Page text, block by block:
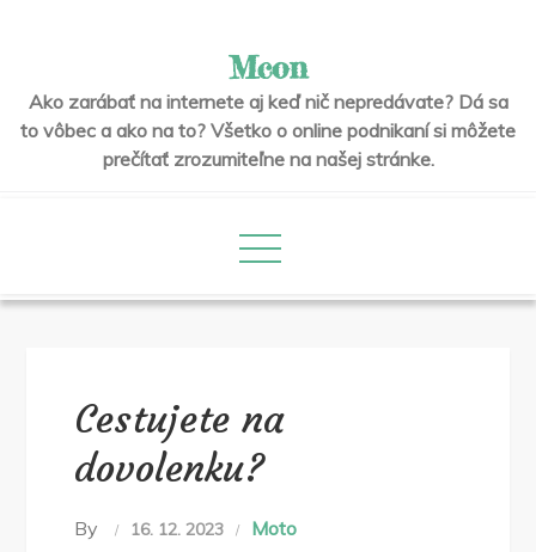
Mcon
Ako zarábať na internete aj keď nič nepredávate? Dá sa
to vôbec a ako na to? Všetko o online podnikaní si môžete
prečítať zrozumiteľne na našej stránke.
Cestujete na
dovolenku?
By 16. 12. 2023 Moto